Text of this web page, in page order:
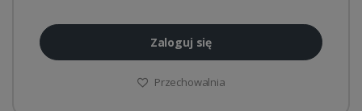
Zaloguj się
Przechowalnia